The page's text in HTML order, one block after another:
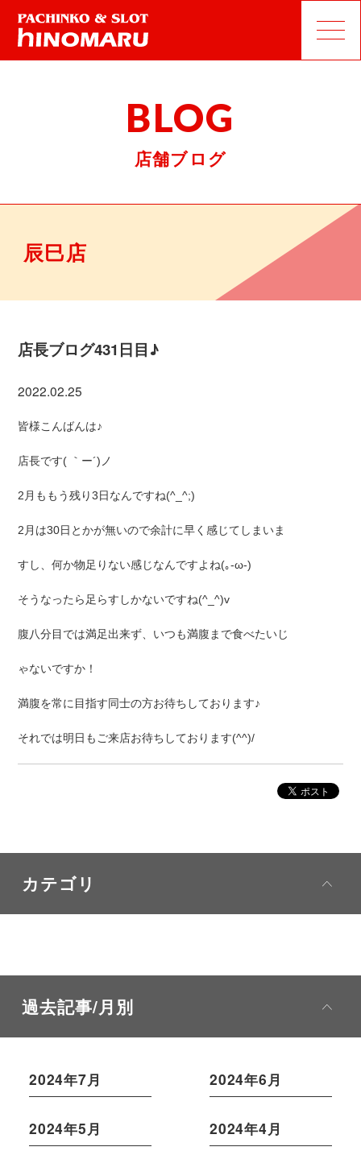
BLOG
店舗ブログ
辰巳店
店長ブログ431日目♪
2022.02.25
皆様こんばんは♪
店長です( ｀ー´)ノ
2月ももう残り3日なんですね(^_^;)
2月は30日とかが無いので余計に早く感じてしまいま
すし、何か物足りない感じなんですよね(｡-ω-)
そうなったら足らすしかないですね(^_^)v
腹八分目では満足出来ず、いつも満腹まで食べたいじ
ゃないですか！
満腹を常に目指す同士の方お待ちしております♪
それでは明日もご来店お待ちしております(^^)/
カテゴリ
過去記事/月別
2024年7月 2024年6月
2024年5月 2024年4月